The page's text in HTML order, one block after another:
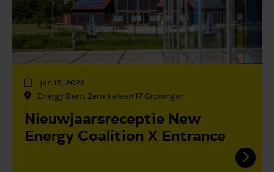
jan 15, 2026
Energy Barn, Zernikelaan 17 Groningen
Nieuwjaarsreceptie New
Energy Coalition X Entrance